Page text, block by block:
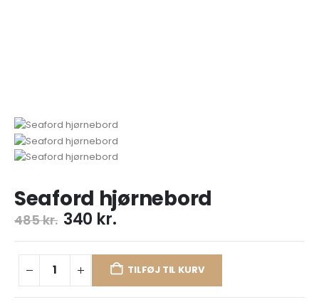
Seaford hjørnebord
485kr. 340 kr.
TILFØJ TIL KURV